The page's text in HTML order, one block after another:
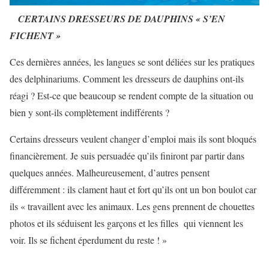
CERTAINS DRESSEURS DE DAUPHINS « S’EN
FICHENT »
Ces dernières années, les langues se sont déliées sur les pratiques
des delphinariums. Comment les dresseurs de dauphins ont-ils
réagi ? Est-ce que beaucoup se rendent compte de la situation ou
bien y sont-ils complètement indifférents ?
Certains dresseurs veulent changer d’emploi mais ils sont bloqués
financièrement. Je suis persuadée qu’ils finiront par partir dans
quelques années. Malheureusement, d’autres pensent
différemment : ils clament haut et fort qu’ils ont un bon boulot car
ils « travaillent avec les animaux. Les gens prennent de chouettes
photos et ils séduisent les garçons et les filles qui viennent les
voir. Ils se fichent éperdument du reste ! »